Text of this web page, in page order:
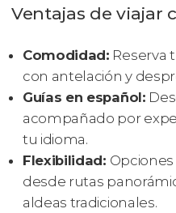
Ventajas de viajar
Comodidad: Reserva
con antelación y
Guías en español:
acompañado por
tu idioma.
Flexibilidad:
desde rutas
aldeas tradicionales.